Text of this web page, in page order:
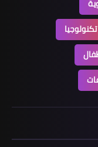
تكنولوجيا